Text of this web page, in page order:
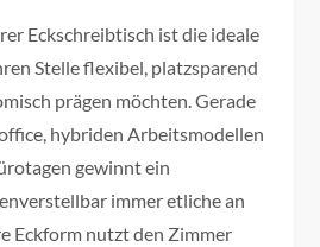
Eckschreibtisch ist die ideale
Stelle flexibel, platzsparend
prägen möchten. Gerade
hybriden Arbeitsmodellen
gewinnt ein
immer etliche an
Eckform nutzt den Zimmer